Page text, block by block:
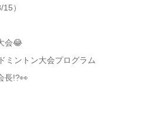
）
会😂
ミントン大会プログラム
長!?👀